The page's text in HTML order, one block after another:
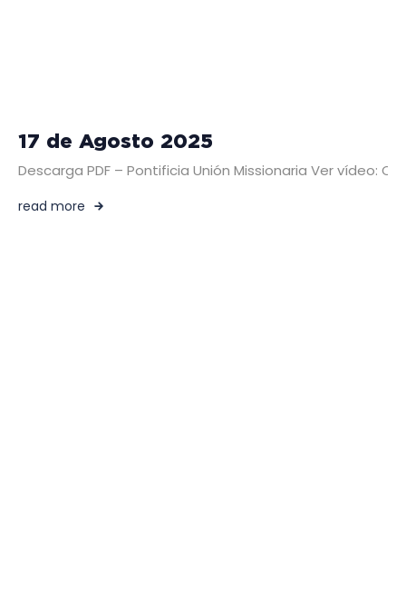
17 de Agosto 2025
Descarga PDF – Pontificia Unión Missionaria Ver vídeo:
read more